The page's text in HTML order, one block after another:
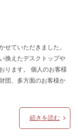
せていただきました。
換えたデスクトップや
ります。 個人のお客様
団、多方面のお客様か
続きを読む